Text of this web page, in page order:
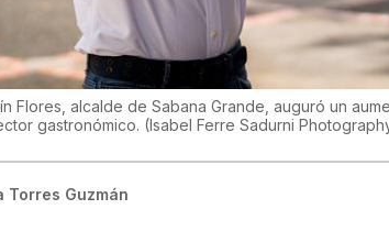
Flores, alcalde de Sabana Grande, auguró un
gastronómico. (Isabel Ferre Sadurni
Torres Guzmán